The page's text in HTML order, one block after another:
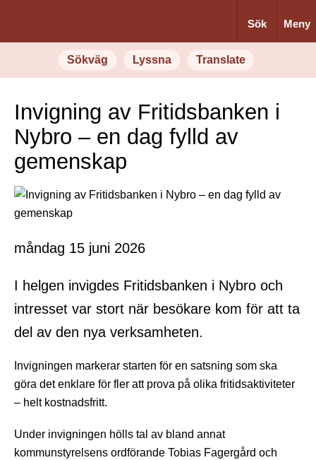
Sök Meny
Sökväg Lyssna Translate
Invigning av Fritidsbanken i
Nybro – en dag fylld av
gemenskap
måndag 15 juni 2026
I helgen invigdes Fritidsbanken i Nybro och
intresset var stort när besökare kom för att ta
del av den nya verksamheten.
Invigningen markerar starten för en satsning som ska
göra det enklare för fler att prova på olika fritidsaktiviteter
– helt kostnadsfritt.
Under invigningen hölls tal av bland annat
kommunstyrelsens ordförande Tobias Fagergård och